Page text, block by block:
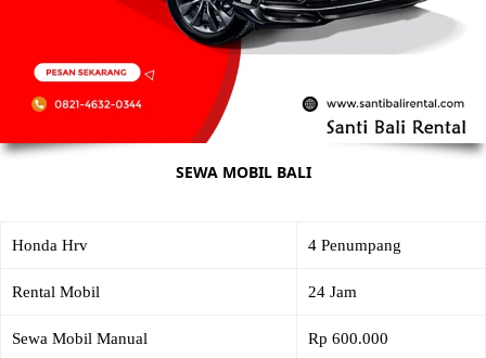
SEWA MOBIL BALI
Honda Hrv 4 Penumpang
Rental Mobil 24 Jam
Sewa Mobil Manual Rp 600.000